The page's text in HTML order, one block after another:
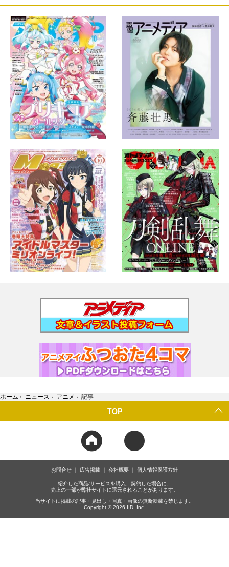
ホーム › ニュース › アニメ › 記事
TOP
お問合せ 広告掲載 会社概要 個人情報保護方針
紹介した商品/サービスを購入、契約した場合に、
売上の一部が弊社サイトに還元されることがあります。
当サイトに掲載の記事・見出し・写真・画像の無断転載を禁じます。
Copyright © 2026 IID, Inc.